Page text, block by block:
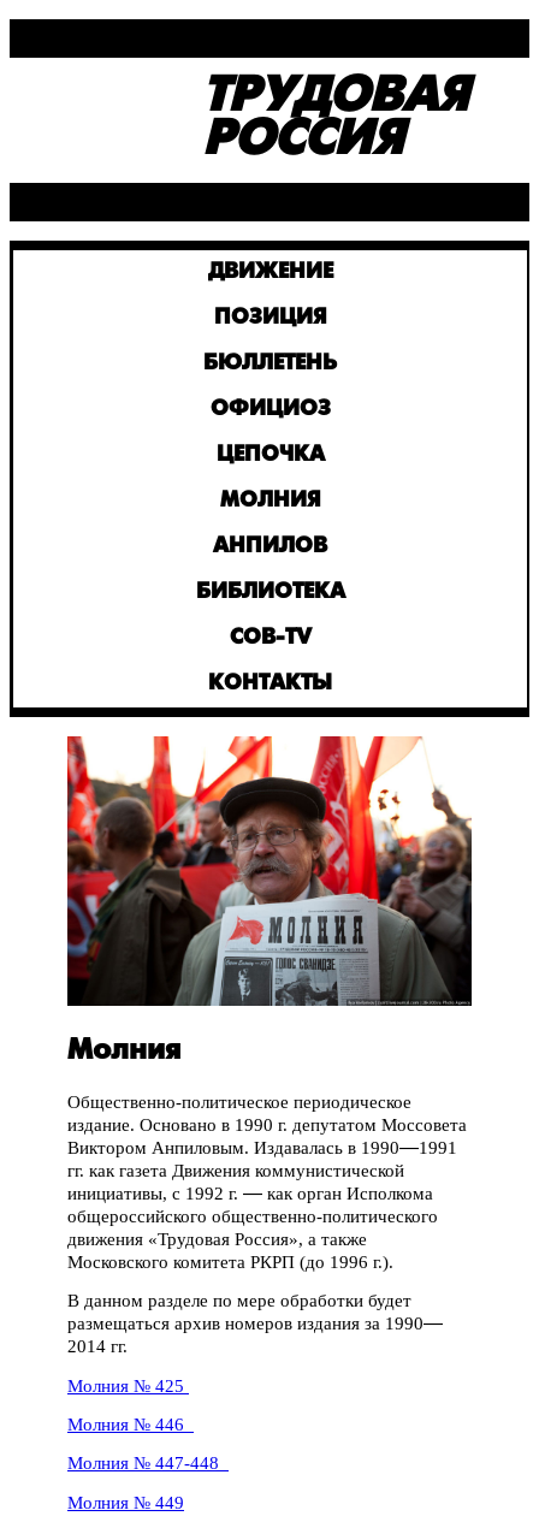
ТРУДОВАЯ
РОССИЯ
ДВИЖЕНИЕ
ПОЗИЦИЯ
БЮЛЛЕТЕНЬ
ОФИЦИОЗ
ЦЕПОЧКА
МОЛНИЯ
АНПИЛОВ
БИБЛИОТЕКА
СОВ-TV
КОНТАКТЫ
Молния
Общественно-политическое периодическое
издание. Основано в 1990 г. депутатом Моссовета
Виктором Анпиловым. Издавалась в 1990—1991
гг. как газета Движения коммунистической
инициативы, с 1992 г. — как орган Исполкома
общероссийского общественно-политического
движения «Трудовая Россия», а также
Московского комитета РКРП (до 1996 г.).
В данном разделе по мере обработки будет
размещаться архив номеров издания за 1990—
2014 гг.
Молния № 425
Молния № 446
Молния № 447-448
Молния № 449